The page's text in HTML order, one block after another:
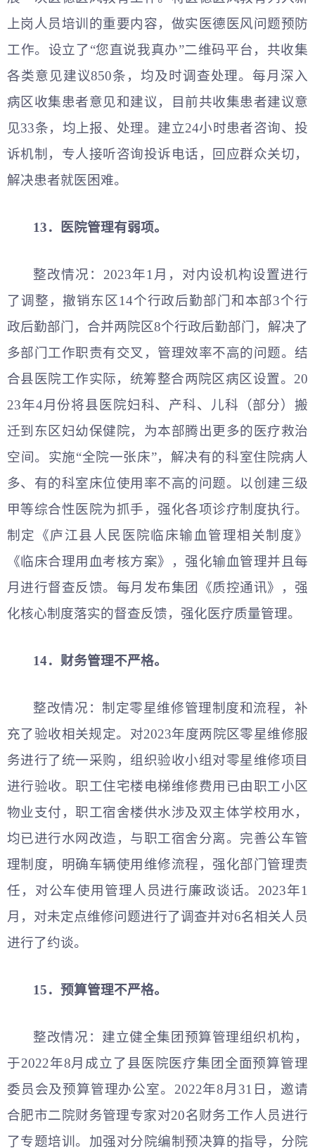
上岗人员培训的重要内容，做实医德医风问题预防
工作。设立了“您直说我真办”二维码平台，共收集
各类意见建议850条，均及时调查处理。每月深入
病区收集患者意见和建议，目前共收集患者建议意
见33条，均上报、处理。建立24小时患者咨询、投
诉机制，专人接听咨询投诉电话，回应群众关切，
解决患者就医困难。
13．医院管理有弱项。
整改情况：2023年1月，对内设机构设置进行
了调整，撤销东区14个行政后勤部门和本部3个行
政后勤部门，合并两院区8个行政后勤部门，解决了
多部门工作职责有交叉，管理效率不高的问题。结
合县医院工作实际，统筹整合两院区病区设置。20
23年4月份将县医院妇科、产科、儿科（部分）搬
迁到东区妇幼保健院，为本部腾出更多的医疗救治
空间。实施“全院一张床”，解决有的科室住院病人
多、有的科室床位使用率不高的问题。以创建三级
甲等综合性医院为抓手，强化各项诊疗制度执行。
制定《庐江县人民医院临床输血管理相关制度》
《临床合理用血考核方案》，强化输血管理并且每
月进行督查反馈。每月发布集团《质控通讯》，强
化核心制度落实的督查反馈，强化医疗质量管理。
14．财务管理不严格。
整改情况：制定零星维修管理制度和流程，补
充了验收相关规定。对2023年度两院区零星维修服
务进行了统一采购，组织验收小组对零星维修项目
进行验收。职工住宅楼电梯维修费用已由职工小区
物业支付，职工宿舍楼供水涉及双主体学校用水，
均已进行水网改造，与职工宿舍分离。完善公车管
理制度，明确车辆使用维修流程，强化部门管理责
任，对公车使用管理人员进行廉政谈话。2023年1
月，对未定点维修问题进行了调查并对6名相关人员
进行了约谈。
15．预算管理不严格。
整改情况：建立健全集团预算管理组织机构，
于2022年8月成立了县医院医疗集团全面预算管理
委员会及预算管理办公室。2022年8月31日，邀请
合肥市二院财务管理专家对20名财务工作人员进行
了专题培训。加强对分院编制预决算的指导，分院